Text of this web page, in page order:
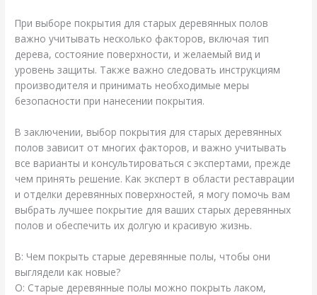
При выборе покрытия для старых деревянных полов
важно учитывать несколько факторов, включая тип
дерева, состояние поверхности, и желаемый вид и
уровень защиты. Также важно следовать инструкциям
производителя и принимать необходимые меры
безопасности при нанесении покрытия.
В заключении, выбор покрытия для старых деревянных
полов зависит от многих факторов, и важно учитывать
все варианты и консультироваться с экспертами, прежде
чем принять решение. Как эксперт в области реставрации
и отделки деревянных поверхностей, я могу помочь вам
выбрать лучшее покрытие для ваших старых деревянных
полов и обеспечить их долгую и красивую жизнь.
В: Чем покрыть старые деревянные полы, чтобы они
выглядели как новые?
О: Старые деревянные полы можно покрыть лаком,